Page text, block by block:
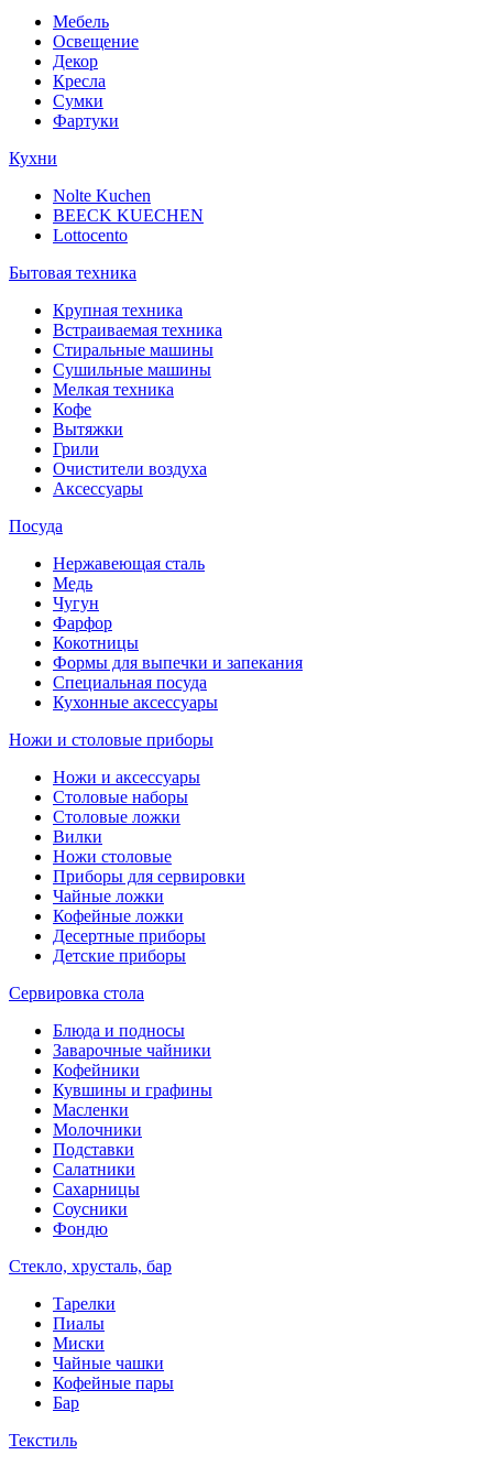
Мебель
Освещение
Декор
Кресла
Сумки
Фартуки
Кухни
Nolte Kuchen
BEECK KUECHEN
Lottocento
Бытовая техника
Крупная техника
Встраиваемая техника
Стиральные машины
Сушильные машины
Мелкая техника
Кофе
Вытяжки
Грили
Очистители воздуха
Аксессуары
Посуда
Нержавеющая сталь
Медь
Чугун
Фарфор
Кокотницы
Формы для выпечки и запекания
Специальная посуда
Кухонные аксессуары
Ножи и столовые приборы
Ножи и аксессуары
Столовые наборы
Столовые ложки
Вилки
Ножи столовые
Приборы для сервировки
Чайные ложки
Кофейные ложки
Десертные приборы
Детские приборы
Сервировка стола
Блюда и подносы
Заварочные чайники
Кофейники
Кувшины и графины
Масленки
Молочники
Подставки
Салатники
Сахарницы
Соусники
Фондю
Стекло, хрусталь, бар
Тарелки
Пиалы
Миски
Чайные чашки
Кофейные пары
Бар
Текстиль